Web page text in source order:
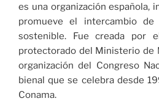
es una organización española,
promueve el intercambio
sostenible. Fue creada por
protectorado del Ministerio de
organización del Congreso
bienal que se celebra desde
Conama.